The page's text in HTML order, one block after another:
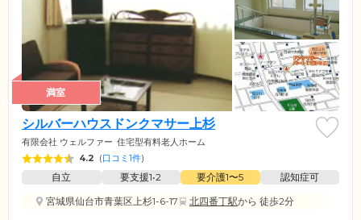
満室
シルバーハウスドンクマサー上杉
有限会社 ウェルファー 住宅型有料老人ホーム
4.2 (口コミ1件)
自立 要支援1•2 要介護1〜5
認知症可
宮城県仙台市青葉区上杉1-6-17
北四番丁駅から 徒歩2分